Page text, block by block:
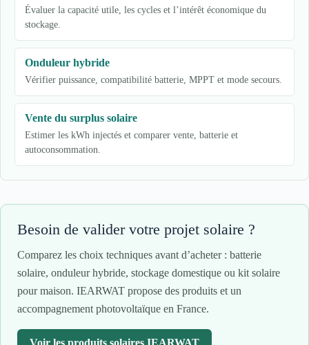
Évaluer la capacité utile, les cycles et l’intérêt économique du
stockage.
Onduleur hybride
Vérifier puissance, compatibilité batterie, MPPT et mode secours.
Vente du surplus solaire
Estimer les kWh injectés et comparer vente, batterie et
autoconsommation.
Besoin de valider votre projet solaire ?
Comparez les choix techniques avant d’acheter : batterie
solaire, onduleur hybride, stockage domestique ou kit solaire
pour maison. IEARWAT propose des produits et un
accompagnement photovoltaïque en France.
Voir les produits solaires IEARWAT